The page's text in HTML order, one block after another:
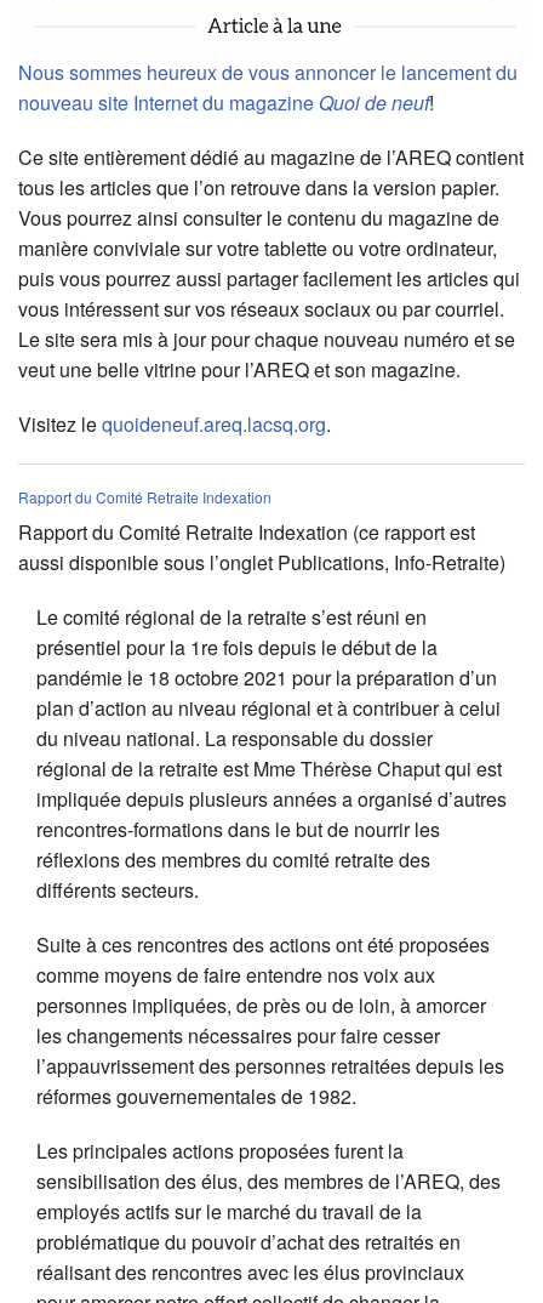
Nous sommes heureux de vous annoncer le lancement du
nouveau site Internet du magazine Quoi de neuf!
Ce site entièrement dédié au magazine de l’AREQ contient
tous les articles que l’on retrouve dans la version papier.
Vous pourrez ainsi consulter le contenu du magazine de
manière conviviale sur votre tablette ou votre ordinateur,
puis vous pourrez aussi partager facilement les articles qui
vous intéressent sur vos réseaux sociaux ou par courriel.
Le site sera mis à jour pour chaque nouveau numéro et se
veut une belle vitrine pour l’AREQ et son magazine.
Visitez lequoideneuf.areq.lacsq.org.
Rapport du Comité Retraite Indexation
Rapport du Comité Retraite Indexation (ce rapport est
aussi disponible sous l’onglet Publications, Info-Retraite)
Le comité régional de la retraite s’est réuni en
présentiel pour la 1re fois depuis le début de la
pandémie le 18 octobre 2021 pour la préparation d’un
plan d’action au niveau régional et à contribuer à celui
du niveau national. La responsable du dossier
régional de la retraite est Mme Thérèse Chaput qui est
impliquée depuis plusieurs années a organisé d’autres
rencontres-formations dans le but de nourrir les
réflexions des membres du comité retraite des
différents secteurs.
Suite à ces rencontres des actions ont été proposées
comme moyens de faire entendre nos voix aux
personnes impliquées, de près ou de loin, à amorcer
les changements nécessaires pour faire cesser
l’appauvrissement des personnes retraitées depuis les
réformes gouvernementales de 1982.
Les principales actions proposées furent la
sensibilisation des élus, des membres de l’AREQ, des
employés actifs sur le marché du travail de la
problématique du pouvoir d’achat des retraités en
réalisant des rencontres avec les élus provinciaux